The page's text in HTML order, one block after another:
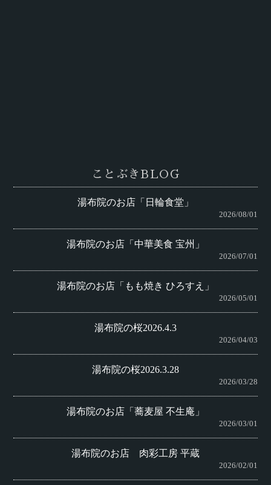
ことぶきBLOG
湯布院のお店「日輪食堂」
2026/08/01
湯布院のお店「中華美食 宝州」
2026/07/01
湯布院のお店「もも焼き ひろすえ」
2026/05/01
湯布院の桜2026.4.3
2026/04/03
湯布院の桜2026.3.28
2026/03/28
湯布院のお店「蕎麦屋 不生庵」
2026/03/01
湯布院のお店 肉彩工房 平蔵
2026/02/01